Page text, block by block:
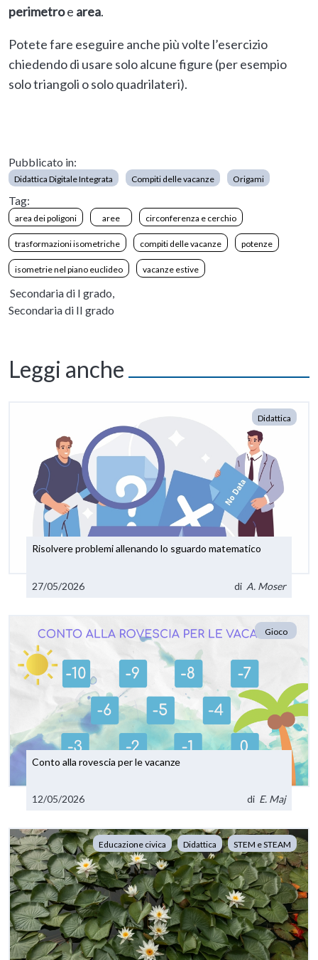
perimetroe area.
Potete fare eseguire anche più volte l’esercizio
chiedendo di usare solo alcune figure (per esempio
solo triangoli o solo quadrilateri).
Pubblicato in:
Didattica Digitale Integrata Compiti delle vacanze Origami
Tag:
area dei poligoni aree circonferenza e cerchio
trasformazioni isometriche compiti delle vacanze potenze
isometrie nel piano euclideo vacanze estive
Secondaria di I grado,
Secondaria di II grado
Leggi anche
Didattica
Risolvere problemi allenando lo sguardo matematico
27/05/2026 di A. Moser
Gioco
Conto alla rovescia per le vacanze
12/05/2026 di E. Maj
Educazione civica Didattica STEM e STEAM